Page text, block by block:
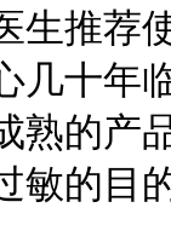
生推荐
几十年
熟的产
敏的目